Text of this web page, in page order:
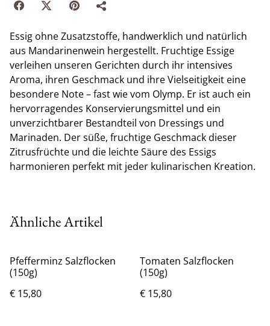
Essig ohne Zusatzstoffe, handwerklich und natürlich
aus Mandarinenwein hergestellt. Fruchtige Essige
verleihen unseren Gerichten durch ihr intensives
Aroma, ihren Geschmack und ihre Vielseitigkeit eine
besondere Note – fast wie vom Olymp. Er ist auch ein
hervorragendes Konservierungsmittel und ein
unverzichtbarer Bestandteil von Dressings und
Marinaden. Der süße, fruchtige Geschmack dieser
Zitrusfrüchte und die leichte Säure des Essigs
harmonieren perfekt mit jeder kulinarischen Kreation.
Ähnliche Artikel
Pfefferminz Salzflocken
(150g)
€ 15,80
Tomaten Salzflocken
(150g)
€ 15,80